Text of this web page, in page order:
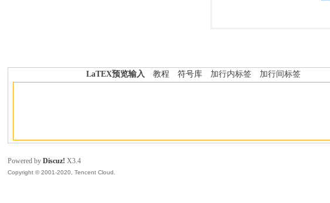
LaTEX预览输入 教程 符号库 加行内标签 加行间标签
Powered byDiscuz! X3.4
Copyright © 2001-2020, Tencent Cloud.